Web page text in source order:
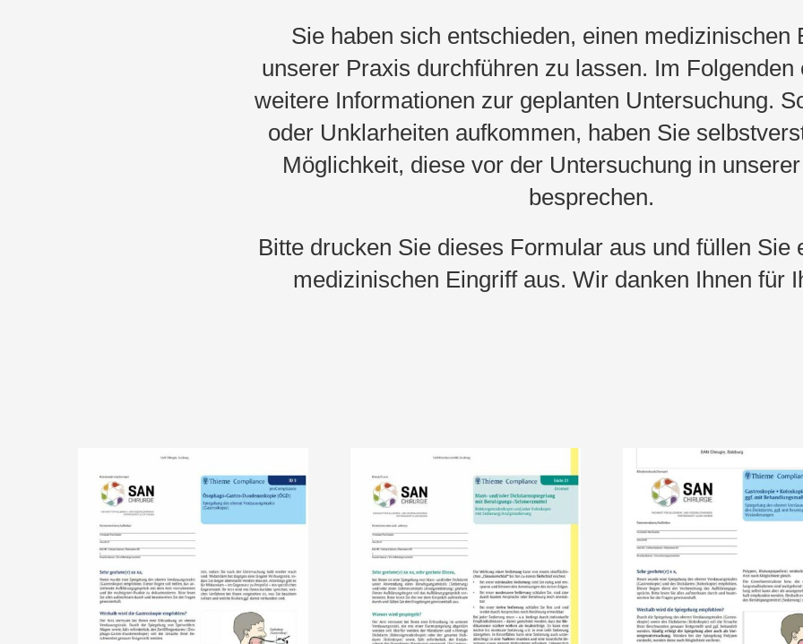
Sie haben sich entschieden, einen medizinischen
unserer Praxis durchführen zu lassen. Im Folgenden
weitere Informationen zur geplanten Untersuchung.
oder Unklarheiten aufkommen, haben Sie
Möglichkeit, diese vor der Untersuchung in
besprechen.
Bitte drucken Sie dieses Formular aus und füllen Sie
medizinischen Eingriff aus. Wir danken Ihnen für